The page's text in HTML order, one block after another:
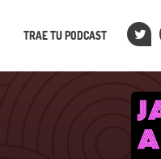
TRAE TU PODCAST